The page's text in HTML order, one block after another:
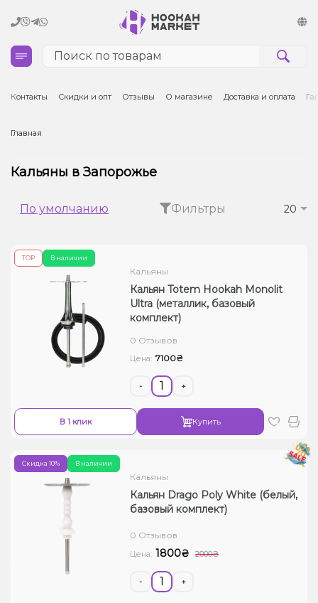
Кальяны
Табак для кальяна и кальянные смеси
Электронные сигареты (POD)
Комплектующие для POD
Жидкости для электронных сигарет
Подарочные наборы
Уценка
Контакты Скидки и опт Отзывы О магазине Доставка и оплата
Главная
Кальяны в Запорожье
По умолчанию Фильтры 20
В наличии
ТОР
Кальяны
Кальян Totem Hookah Monolit
Ultra (металлик, базовый
комплект)
0 Отзывов
Цена: 7100₴
- +
В 1 клик Купить
В наличии
Скидка 10%
Кальяны
Кальян Drago Poly White (белый,
базовый комплект)
0 Отзывов
Цена: 1800₴ 2000₴
- +